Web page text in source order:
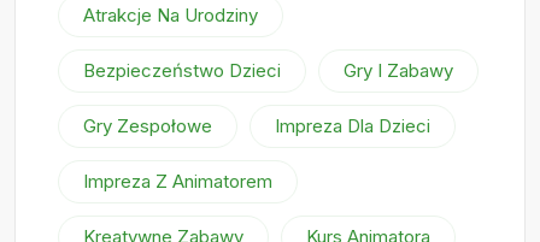
Atrakcje Na Urodziny
Bezpieczeństwo Dzieci Gry I Zabawy
Gry Zespołowe Impreza Dla Dzieci
Impreza Z Animatorem
Kreatywne Zabawy Kurs Animatora